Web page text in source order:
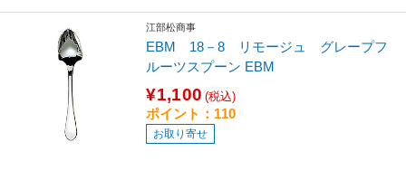
江部松商事
EBM 18－8 リモージュ グレープフ
ルーツスプーン EBM
¥1,100 (税込)
ポイント：110
お取り寄せ